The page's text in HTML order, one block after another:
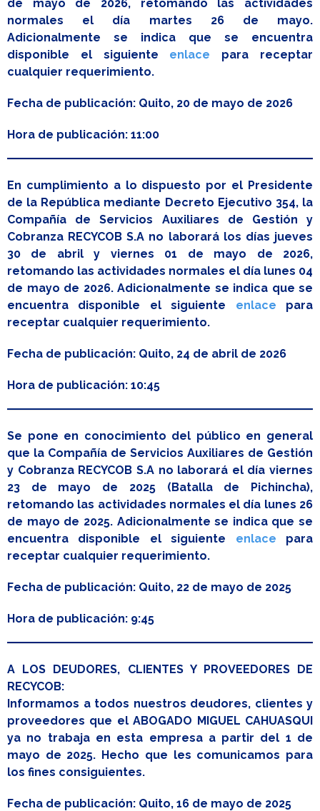
de mayo de 2026, retomando las actividades
normales el día martes 26 de mayo.
Adicionalmente se indica que se encuentra
disponible el siguiente enlace para receptar
cualquier requerimiento.
Fecha de publicación: Quito, 20 de mayo de 2026
Hora de publicación: 11:00
En cumplimiento a lo dispuesto por el Presidente
de la República mediante Decreto Ejecutivo 354, la
Compañía de Servicios Auxiliares de Gestión y
Cobranza RECYCOB S.A no laborará los días jueves
30 de abril y viernes 01 de mayo de 2026,
retomando las actividades normales el día lunes 04
de mayo de 2026. Adicionalmente se indica que se
encuentra disponible el siguiente enlace para
receptar cualquier requerimiento.
Fecha de publicación: Quito, 24 de abril de 2026
Hora de publicación: 10:45
Se pone en conocimiento del público en general
que la Compañía de Servicios Auxiliares de Gestión
y Cobranza RECYCOB S.A no laborará el día viernes
23 de mayo de 2025 (Batalla de Pichincha),
retomando las actividades normales el día lunes 26
de mayo de 2025. Adicionalmente se indica que se
encuentra disponible el siguiente enlace para
receptar cualquier requerimiento.
Fecha de publicación: Quito, 22 de mayo de 2025
Hora de publicación: 9:45
A LOS DEUDORES, CLIENTES Y PROVEEDORES DE
RECYCOB:
Informamos a todos nuestros deudores, clientes y
proveedores que el ABOGADO MIGUEL CAHUASQUI
ya no trabaja en esta empresa a partir del 1 de
mayo de 2025. Hecho que les comunicamos para
los fines consiguientes.
Fecha de publicación: Quito, 16 de mayo de 2025